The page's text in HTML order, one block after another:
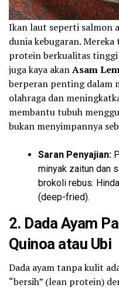
Ikan laut seperti salmon
dunia kebugaran.
protein berkualitas
juga kaya akanAsam
berperan penting dalam
olahraga dan
membantu tubuh
bukan menyimpannya
Saran Penyajian:
minyak zaitun dan
brokoli rebus.
(deep-fried).
2. Dada Ayam
Quinoa atau Ubi
Dada ayam tanpa kulit
“bersih” (lean protein)